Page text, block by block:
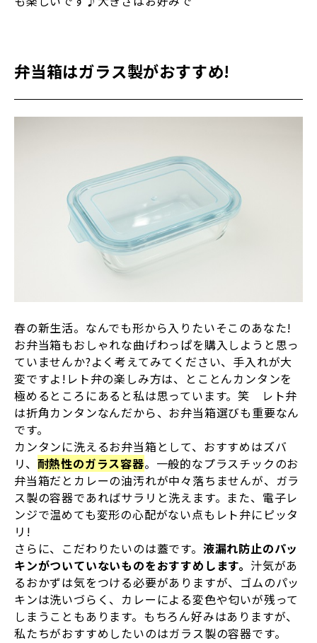
弁当箱はガラス製がおすすめ!
春の新生活。なんでも形から入りたいそこのあなた!
お弁当箱もおしゃれな曲げわっぱを購入しようと思っ
ていませんか?よく考えてみてください、手入れが大
変ですよ!レト弁の楽しみ方は、とことんカンタンを
極めるところにあると私は思っています。笑 レト弁
は折角カンタンなんだから、お弁当箱選びも重要なん
です。
カンタンに洗えるお弁当箱として、おすすめはズバ
リ、 耐熱性のガラス容器。一般的なプラスチックのお
弁当箱だとカレーの油汚れが中々落ちませんが、ガラ
ス製の容器であればサラリと洗えます。また、電子レ
ンジで温めても変形の心配がない点もレト弁にピッタ
リ!
さらに、こだわりたいのは蓋です。 液漏れ防止のパッ
キンがついていないものをおすすめします。 汁気があ
るおかずは気をつける必要がありますが、ゴムのパッ
キンは洗いづらく、カレーによる変色や匂いが残って
しまうこともあります。もちろん好みはありますが、
私たちがおすすめしたいのはガラス製の容器です。